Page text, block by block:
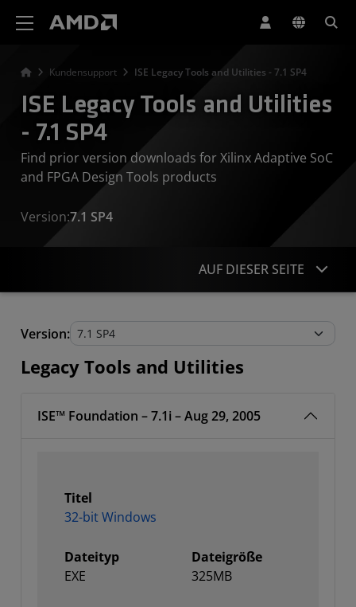
Kundensupport ISE Legacy Tools and Utilities - 7.1 SP4
ISE Legacy Tools and Utilities
- 7.1 SP4
Find prior version downloads for Xilinx Adaptive SoC
and FPGA Design Tools products
Version:7.1 SP4
AUF DIESER SEITE
Legacy Tools and Utilities
Version:
Legacy Tools and Utilities
ISE™ Foundation – 7.1i – Aug 29, 2005
Titel
32-bit Windows
Dateityp
EXE
Dateigröße
325MB